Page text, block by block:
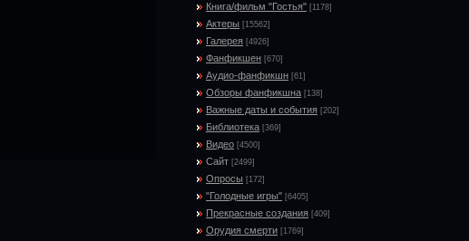
Книга/фильм "Гостья" [1178]
Актеры [15562]
Галерея [4926]
Фанфикшен [670]
Аудио-фанфикшн [61]
Обзоры фанфикшна [138]
Важные даты и события [202]
Библиотека [369]
Видео [4500]
Сайт [2499]
Опросы [172]
"Голодные игры" [6405]
Прекрасные создания [409]
Орудия смерти [1769]